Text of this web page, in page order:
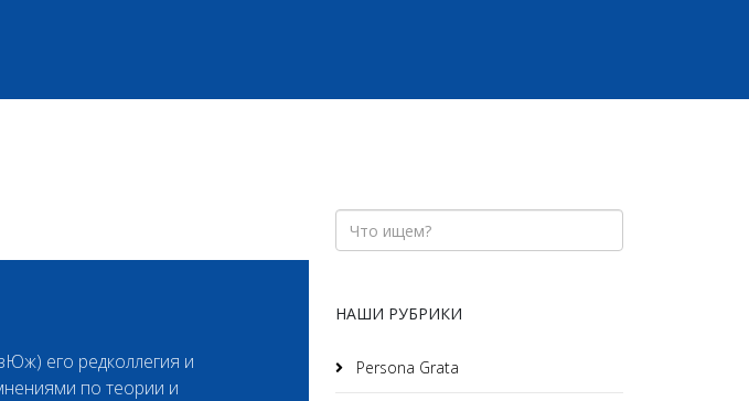
его редколлегия и
по теории и
НАШИ РУБРИКИ
Persona Grata